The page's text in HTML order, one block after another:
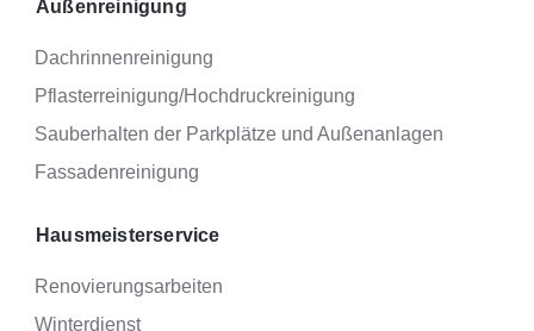
Außenreinigung
Dachrinnenreinigung
Pflasterreinigung/­Hochdruckreinigung
Sauberhalten der Parkplätze und Außenanlagen
Fassadenreinigung
Hausmeisterservice
Renovierungsarbeiten
Winterdienst